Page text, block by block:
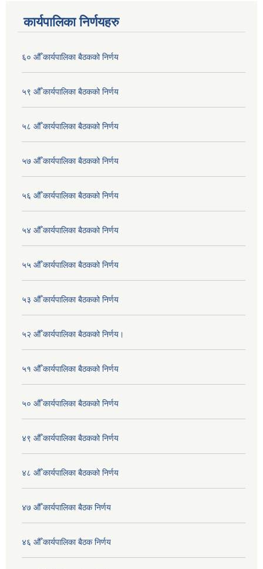
कार्यपालिका निर्णयहरु
६० औँ कार्यपालिका बैठकको निर्णय
५९ औँ कार्यपालिका बैठकको निर्णय
५८ औँ कार्यपालिका बैठकको निर्णय
५७ औँ कार्यपालिका बैठकको निर्णय
५६ औँ कार्यपालिका बैठकको निर्णय
५४ औँ कार्यपालिका बैठकको निर्णय
५५ औँ कार्यपालिका बैठकको निर्णय
५३ औँ कार्यपालिका बैठकको निर्णय
५२ औँ कार्यपालिका बैठकको निर्णय।
५१ औँ कार्यपालिका बैठकको निर्णय
५० औँ कार्यपालिका बैठकको निर्णय
४९ औँ कार्यपालिका बैठकको निर्णय
४८ औँ कार्यपालिका बैठकको निर्णय
४७ औँ कार्यपालिका बैठक निर्णय
४६ औँ कार्यपालिका बैठक निर्णय